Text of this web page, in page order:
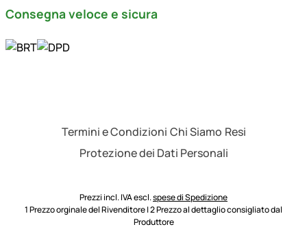
Consegna veloce e sicura
Termini e Condizioni Chi Siamo Resi
Protezione dei Dati Personali
Prezzi incl. IVA escl.spese di Spedizione
1 Prezzo orginale del Rivenditore | 2 Prezzo al dettaglio consigliato dal
Produttore